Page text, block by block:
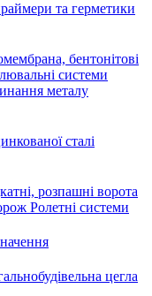
та герметики
бентонітові
системи
металу
сталі
розпашні ворота
Ролетні системи
цегла